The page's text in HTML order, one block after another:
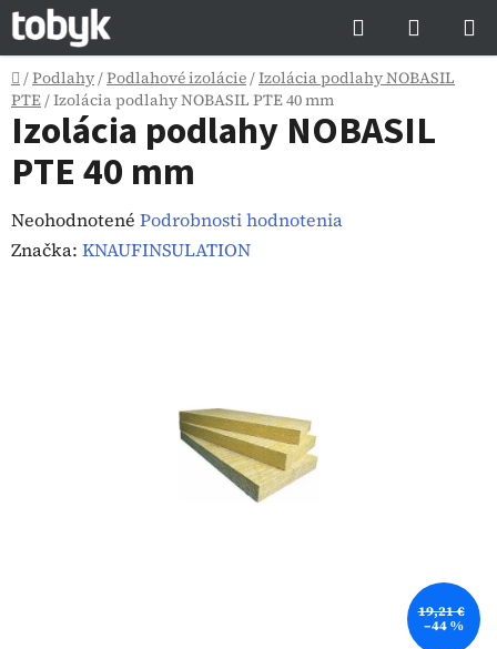
Prejsť
na
obsah
Hľadať
KOŠÍK
Domov
/Podlahy/Podlahové izolácie/Izolácia podlahy NOBASIL
PTE/Izolácia podlahy NOBASIL PTE 40 mm
Izolácia podlahy NOBASIL
PTE 40 mm
Priemerné
hodnotenie
Neohodnotené Podrobnosti hodnotenia
Značka: KNAUFINSULATION
19,21 €
–44 %